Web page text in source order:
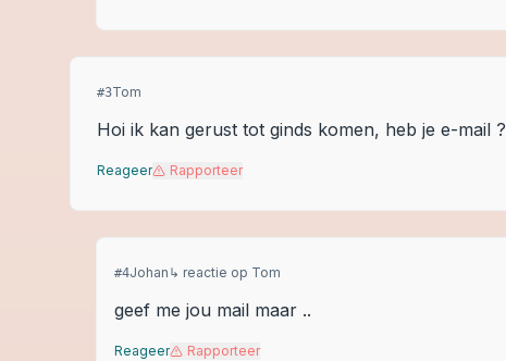
#3Tom
Hoi ik kan gerust tot ginds komen, heb je e-mail ?
Reageer Rapporteer
#4Johan ↳ reactie op Tom
geef me jou mail maar ..
Reageer Rapporteer